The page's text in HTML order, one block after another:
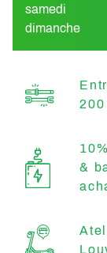
samedi
dimanche
200
&